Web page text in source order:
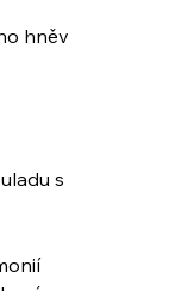
hněv
s